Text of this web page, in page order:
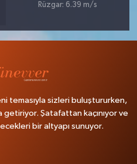
Rüzgar: 6.39 m/s
temasıyla sizleri buluştururken,
Şatafattan kaçınıyor ve
bir altyapı sunuyor.